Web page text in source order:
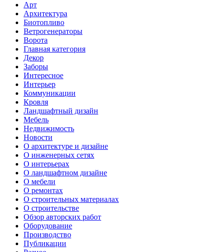
Арт
Архитектура
Биотопливо
Ветрогенераторы
Ворота
Главная категория
Декор
Заборы
Интересное
Интерьер
Коммуникации
Кровля
Ландшафтный дизайн
Мебель
Недвижимость
Новости
О архитектуре и дизайне
О инженерных сетях
О интерьерах
О ландшафтном дизайне
О мебели
О ремонтах
О строительных материалах
О строительстве
Обзор авторских работ
Оборудование
Производство
Публикации